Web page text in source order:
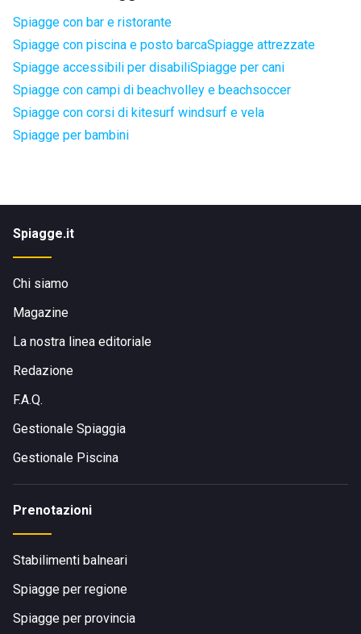
Spiagge con bar e ristorante
Spiagge con piscina e posto barcaSpiagge attrezzate
Spiagge accessibili per disabiliSpiagge per cani
Spiagge con campi di beachvolley e beachsoccer
Spiagge con corsi di kitesurf windsurf e vela
Spiagge per bambini
Spiagge.it
Chi siamo
Magazine
La nostra linea editoriale
Redazione
F.A.Q.
Gestionale Spiaggia
Gestionale Piscina
Prenotazioni
Stabilimenti balneari
Spiagge per regione
Spiagge per provincia